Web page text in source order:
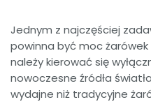
Jednym z najczęściej
powinna być moc żarówek
należy kierować się
nowoczesne źródła
wydajne niż tradycyjne